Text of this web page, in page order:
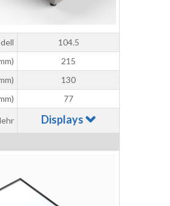
104.5
215
130
77
Displays